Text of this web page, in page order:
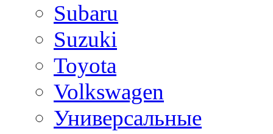
Subaru
Suzuki
Toyota
Volkswagen
Универсальные